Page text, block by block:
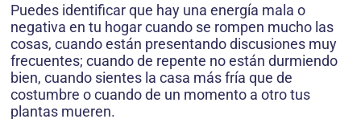
Puedes identificar que hay una energía mala o
negativa en tu hogar cuando se rompen mucho las
cosas, cuando están presentando discusiones muy
frecuentes; cuando de repente no están durmiendo
bien, cuando sientes la casa más fría que de
costumbre o cuando de un momento a otro tus
plantas mueren.